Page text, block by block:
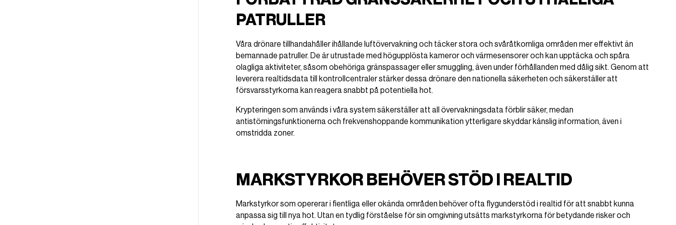
PATRULLER
Våra drönare tillhandahåller ihållande luftövervakning och täcker stora och svåråtkomliga områden mer effektivt än
bemannade patruller. De är utrustade med högupplösta kameror och värmesensorer och kan upptäcka och spåra
olagliga aktiviteter, såsom obehöriga gränspassager eller smuggling, även under förhållanden med dålig sikt. Genom att
leverera realtidsdata till kontrollcentraler stärker dessa drönare den nationella säkerheten och säkerställer att
försvarsstyrkorna kan reagera snabbt på potentiella hot.
Krypteringen som används i våra system säkerställer att all övervakningsdata förblir säker, medan
antistörningsfunktionerna och frekvenshoppande kommunikation ytterligare skyddar känslig information, även i
omstridda zoner.
MARKSTYRKOR BEHÖVER STÖD I REALTID
Markstyrkor som opererar i fientliga eller okända områden behöver ofta flygunderstöd i realtid för att snabbt kunna
anpassa sig till nya hot. Utan en tydlig förståelse för sin omgivning utsätts markstyrkorna för betydande risker och